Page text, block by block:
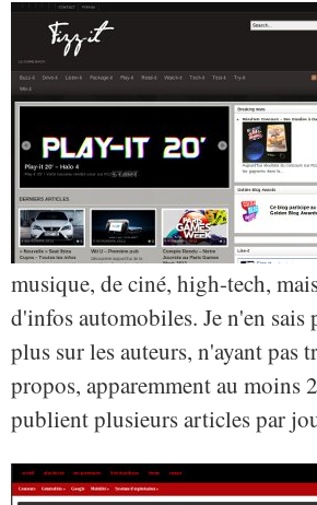
musique, de ciné, high-tech,
d'infos automobiles. Je n'en sais
plus sur les auteurs, n'ayant pas
propos, apparemment au moins
publient plusieurs articles par